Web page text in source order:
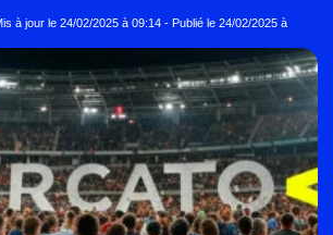
à jour le 24/02/2025 à 09:14 - Publié le 24/02/2025 à